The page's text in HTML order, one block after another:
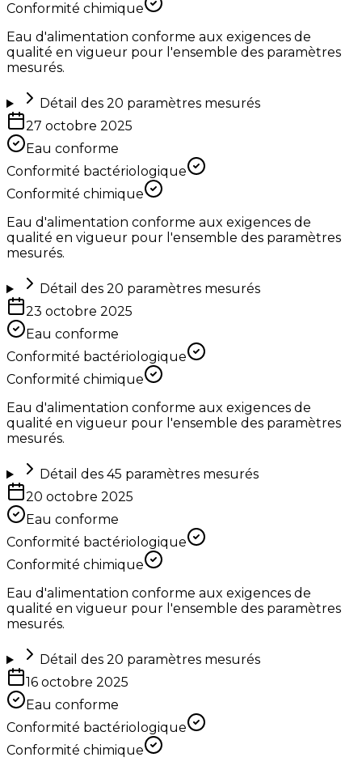
Conformité chimique
Eau d'alimentation conforme aux exigences de
qualité en vigueur pour l'ensemble des paramètres
mesurés.
Détail des 20 paramètres mesurés
27 octobre 2025
Eau conforme
Conformité bactériologique
Conformité chimique
Eau d'alimentation conforme aux exigences de
qualité en vigueur pour l'ensemble des paramètres
mesurés.
Détail des 20 paramètres mesurés
23 octobre 2025
Eau conforme
Conformité bactériologique
Conformité chimique
Eau d'alimentation conforme aux exigences de
qualité en vigueur pour l'ensemble des paramètres
mesurés.
Détail des 45 paramètres mesurés
20 octobre 2025
Eau conforme
Conformité bactériologique
Conformité chimique
Eau d'alimentation conforme aux exigences de
qualité en vigueur pour l'ensemble des paramètres
mesurés.
Détail des 20 paramètres mesurés
16 octobre 2025
Eau conforme
Conformité bactériologique
Conformité chimique